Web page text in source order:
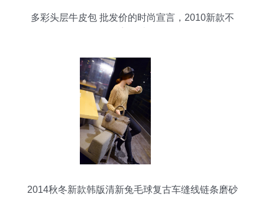
多彩头层牛皮包 批发价的时尚宣言，2010新款不
2014秋冬新款韩版清新兔毛球复古车缝线链条磨砂